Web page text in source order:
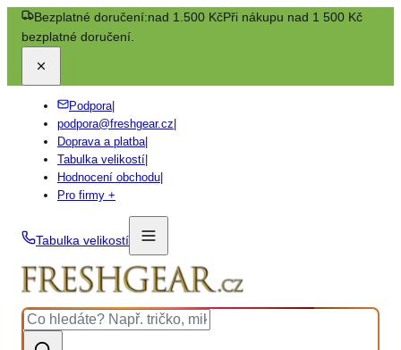
Bezplatné doručení:nad 1.500 KčPři nákupu nad 1 500 Kč
bezplatné doručení.
Podpora|
podpora@freshgear.cz
Doprava a platba|
Tabulka velikostí
Hodnocení obchodu
Pro firmy +
Tabulka velikostí